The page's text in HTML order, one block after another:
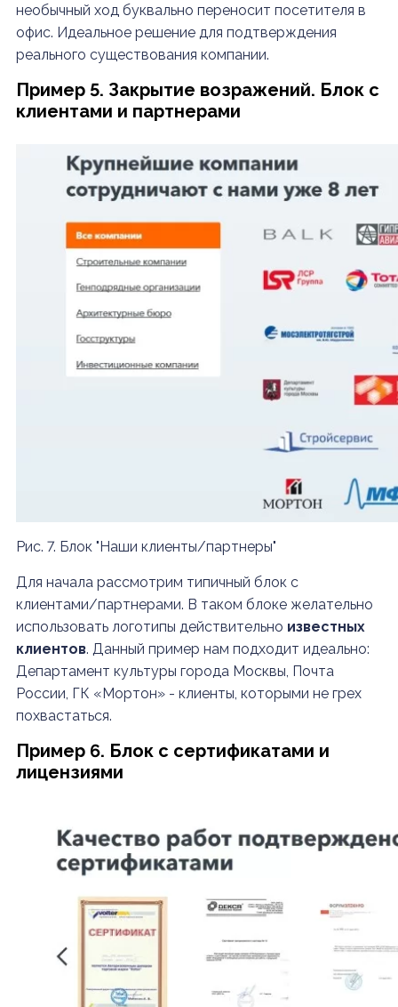
необычный ход буквально переносит посетителя в
офис. Идеальное решение для подтверждения
реального существования компании.
Пример 5. Закрытие возражений. Блок с
клиентами и партнерами
Рис. 7. Блок "Наши клиенты/партнеры"
Для начала рассмотрим типичный блок с
клиентами/партнерами. В таком блоке желательно
использовать логотипы действительно известных
клиентов. Данный пример нам подходит идеально:
Департамент культуры города Москвы, Почта
России, ГК «Мортон» - клиенты, которыми не грех
похвастаться.
Пример 6. Блок с сертификатами и
лицензиями